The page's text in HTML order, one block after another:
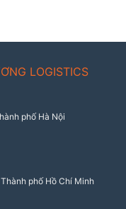
LOGISTICS
phố Hà Nội
phố Hồ Chí Minh